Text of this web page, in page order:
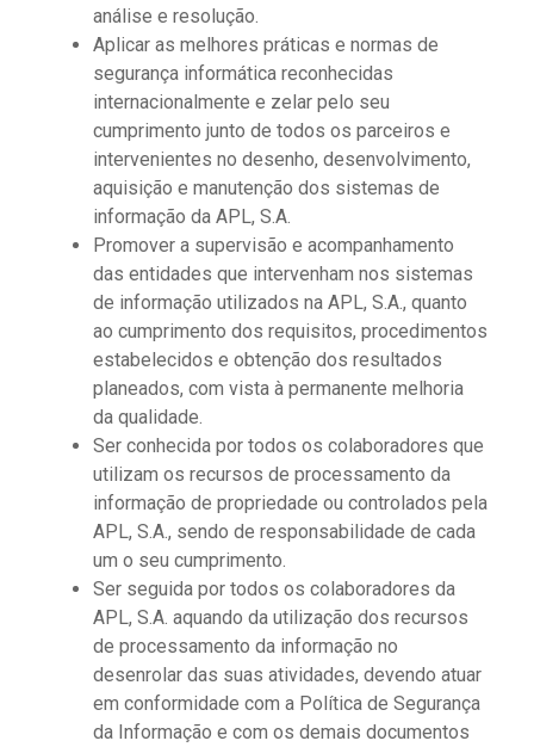
análise e resolução.
Aplicar as melhores práticas e normas de
segurança informática reconhecidas
internacionalmente e zelar pelo seu
cumprimento junto de todos os parceiros e
intervenientes no desenho, desenvolvimento,
aquisição e manutenção dos sistemas de
informação da APL, S.A.
Promover a supervisão e acompanhamento
das entidades que intervenham nos sistemas
de informação utilizados na APL, S.A., quanto
ao cumprimento dos requisitos, procedimentos
estabelecidos e obtenção dos resultados
planeados, com vista à permanente melhoria
da qualidade.
Ser conhecida por todos os colaboradores que
utilizam os recursos de processamento da
informação de propriedade ou controlados pela
APL, S.A., sendo de responsabilidade de cada
um o seu cumprimento.
Ser seguida por todos os colaboradores da
APL, S.A. aquando da utilização dos recursos
de processamento da informação no
desenrolar das suas atividades, devendo atuar
em conformidade com a Política de Segurança
da Informação e com os demais documentos